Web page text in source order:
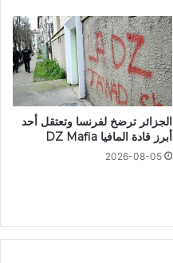
الجزائر ترضخ لفرنسا وتعتقل أحد
أبرز قادة المافيا DZ Mafia
2026-08-05